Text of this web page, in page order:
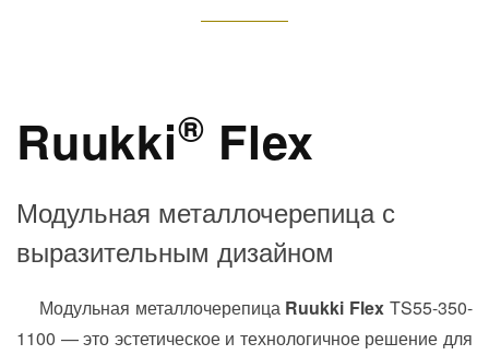
Ruukki® Flex
Модульная металлочерепица с
выразительным дизайном
Модульная металлочерепица Ruukki Flex TS55-350-
1100 — это эстетическое и технологичное решение для